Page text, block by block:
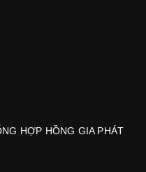
HỢP HỒNG GIA PHÁT